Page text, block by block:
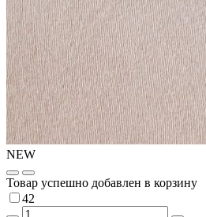
NEW
Товар успешно добавлен в корзину
42